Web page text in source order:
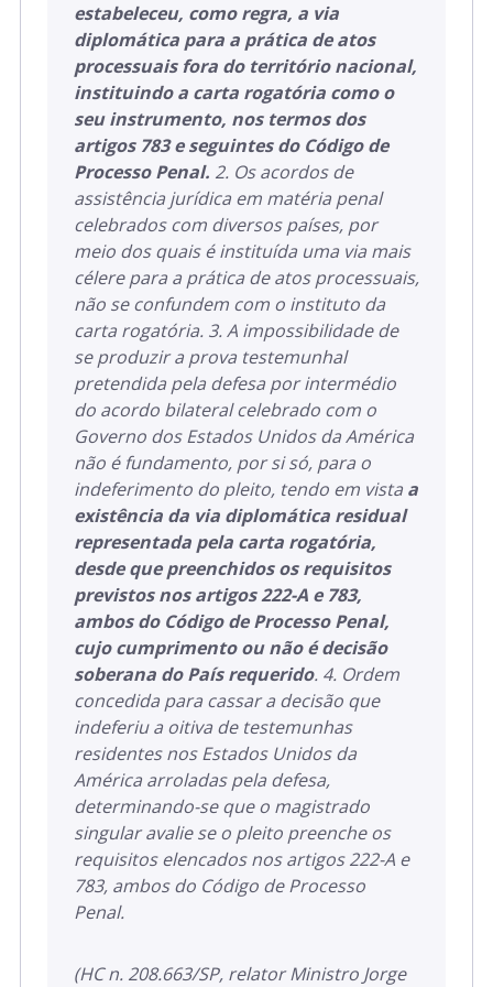
estabeleceu, como regra, a via
diplomática para a prática de atos
processuais fora do território nacional,
instituindo a carta rogatória como o
seu instrumento, nos termos dos
artigos 783 e seguintes do Código de
Processo Penal. 2. Os acordos de
assistência jurídica em matéria penal
celebrados com diversos países, por
meio dos quais é instituída uma via mais
célere para a prática de atos processuais,
não se confundem com o instituto da
carta rogatória. 3. A impossibilidade de
se produzir a prova testemunhal
pretendida pela defesa por intermédio
do acordo bilateral celebrado com o
Governo dos Estados Unidos da América
não é fundamento, por si só, para o
indeferimento do pleito, tendo em vista a
existência da via diplomática residual
representada pela carta rogatória,
desde que preenchidos os requisitos
previstos nos artigos 222-A e 783,
ambos do Código de Processo Penal,
cujo cumprimento ou não é decisão
soberana do País requerido. 4. Ordem
concedida para cassar a decisão que
indeferiu a oitiva de testemunhas
residentes nos Estados Unidos da
América arroladas pela defesa,
determinando-se que o magistrado
singular avalie se o pleito preenche os
requisitos elencados nos artigos 222-A e
783, ambos do Código de Processo
Penal.
(HC n. 208.663/SP, relator Ministro Jorge